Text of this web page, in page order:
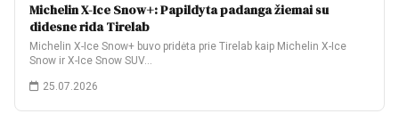
Michelin X-Ice Snow+: Papildyta padanga žiemai su
didesne rida Tirelab
Michelin X-Ice Snow+ buvo pridėta prie Tirelab kaip Michelin X-Ice
Snow ir X-Ice Snow SUV…
25.07.2026